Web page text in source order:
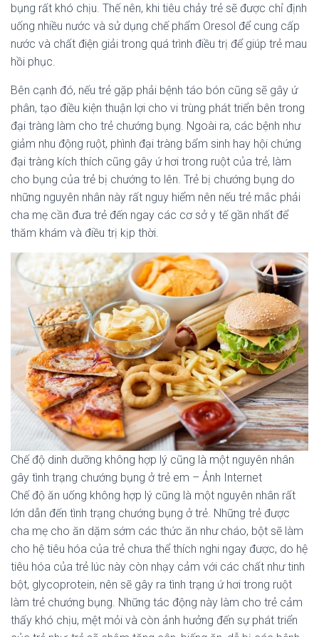
bụng rất khó chịu. Thế nên, khi tiêu chảy trẻ sẽ được chỉ định
uống nhiều nước và sử dụng chế phẩm Oresol để cung cấp
nước và chất điện giải trong quá trình điều trị để giúp trẻ mau
hồi phục.
Bên cạnh đó, nếu trẻ gặp phải bệnh táo bón cũng sẽ gây ứ
phân, tạo điều kiện thuận lợi cho vi trùng phát triển bên trong
đại tràng làm cho trẻ chướng bụng. Ngoài ra, các bệnh như
giảm nhu động ruột, phình đại tràng bẩm sinh hay hội chứng
đại tràng kích thích cũng gây ứ hơi trong ruột của trẻ, làm
cho bụng của trẻ bị chướng to lên. Trẻ bị chướng bụng do
những nguyên nhân này rất nguy hiểm nên nếu trẻ mắc phải
cha mẹ cần đưa trẻ đến ngay các cơ sở y tế gần nhất để
thăm khám và điều trị kịp thời.
Chế độ dinh dưỡng không hợp lý cũng là một nguyên nhân
gây tình trạng chướng bụng ở trẻ em – Ảnh Internet
Chế độ ăn uống không hợp lý cũng là một nguyên nhân rất
lớn dẫn đến tình trạng chướng bụng ở trẻ. Những trẻ được
cha mẹ cho ăn dặm sớm các thức ăn như cháo, bột sẽ làm
cho hệ tiêu hóa của trẻ chưa thể thích nghi ngay được, do hệ
tiêu hóa của trẻ lúc này còn nhạy cảm với các chất như tinh
bột, glycoprotein, nên sẽ gây ra tình trạng ứ hơi trong ruột
làm trẻ chướng bụng. Những tác động này làm cho trẻ cảm
thấy khó chịu, mệt mỏi và còn ảnh hưởng đến sự phát triển